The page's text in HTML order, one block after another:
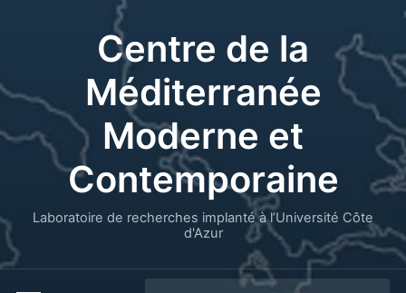
Centre de la
Méditerranée
Moderne et
Contemporaine
Laboratoire de recherches implanté à l’Université Côte
d'Azur